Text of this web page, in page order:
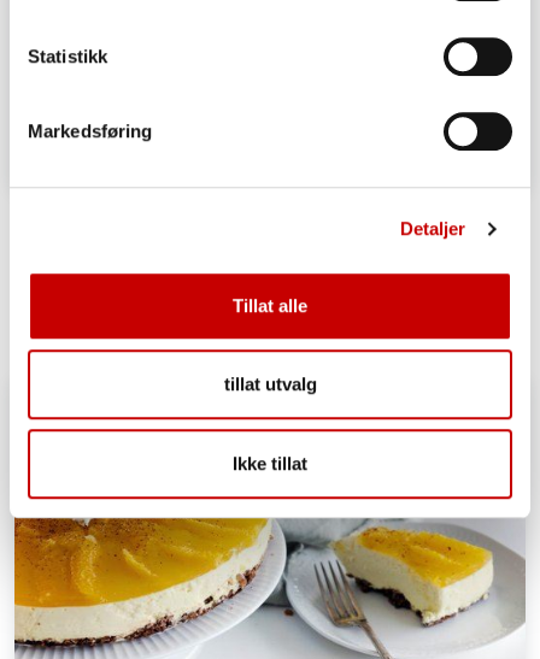
Statistikk
Markedsføring
Detaljer
Tillat alle
tillat utvalg
Ikke tillat